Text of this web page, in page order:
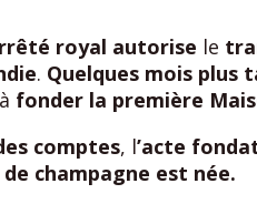
royal autorise le
. Quelques mois plus
fonder la première
comptes, l’acte
champagne est née.